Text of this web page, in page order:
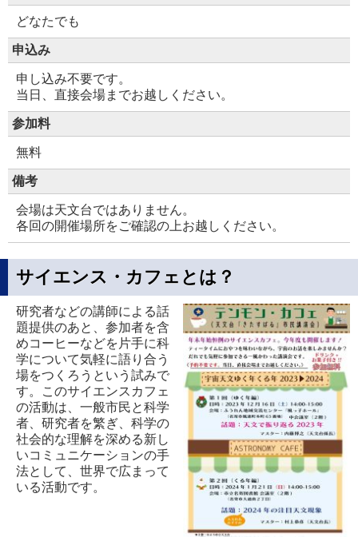
どなたでも
申込み
申し込み不要です。
当日、直接会場までお越しください。
参加料
無料
備考
会場は天文台ではありません。
各回の開催場所をご確認の上お越しください。
サイエンス・カフェとは？
研究者などの講師による話
題提供のあと、参加者を含
めコーヒーなどを片手に科
学について気軽に語り合う
場をつくろうという試みで
す。このサイエンスカフェ
の活動は、一般市民と科学
者、研究者を繁ぎ、科学の
社会的な理解を深める新し
いコミュニケーションの手
法として、世界で広まって
いる活動です。